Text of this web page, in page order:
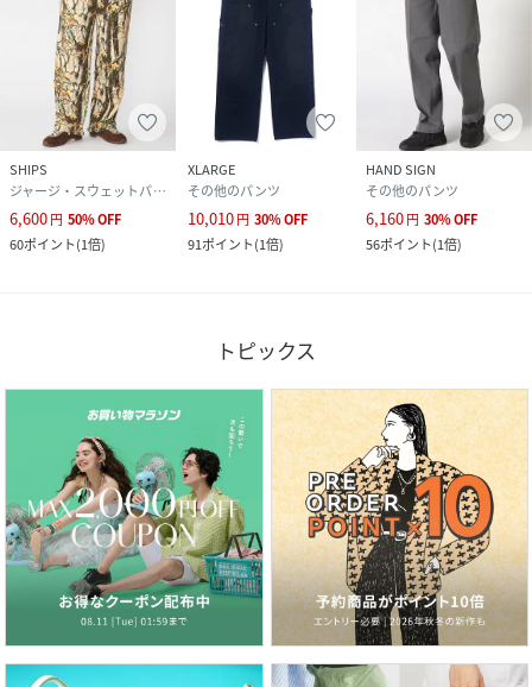
SHIPS
ジャージ・スウェットパンツ
6,600円 50%OFF
60ポイント(1倍)
XLARGE
その他のパンツ
10,010円 30%OFF
91ポイント(1倍)
HAND SIGN
その他のパンツ
6,160円 30%OFF
56ポイント(1倍)
トピックス